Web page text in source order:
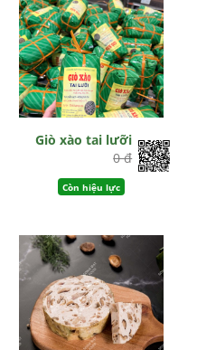
Giò xào tai lưỡi
0 đ
Còn hiệu lực